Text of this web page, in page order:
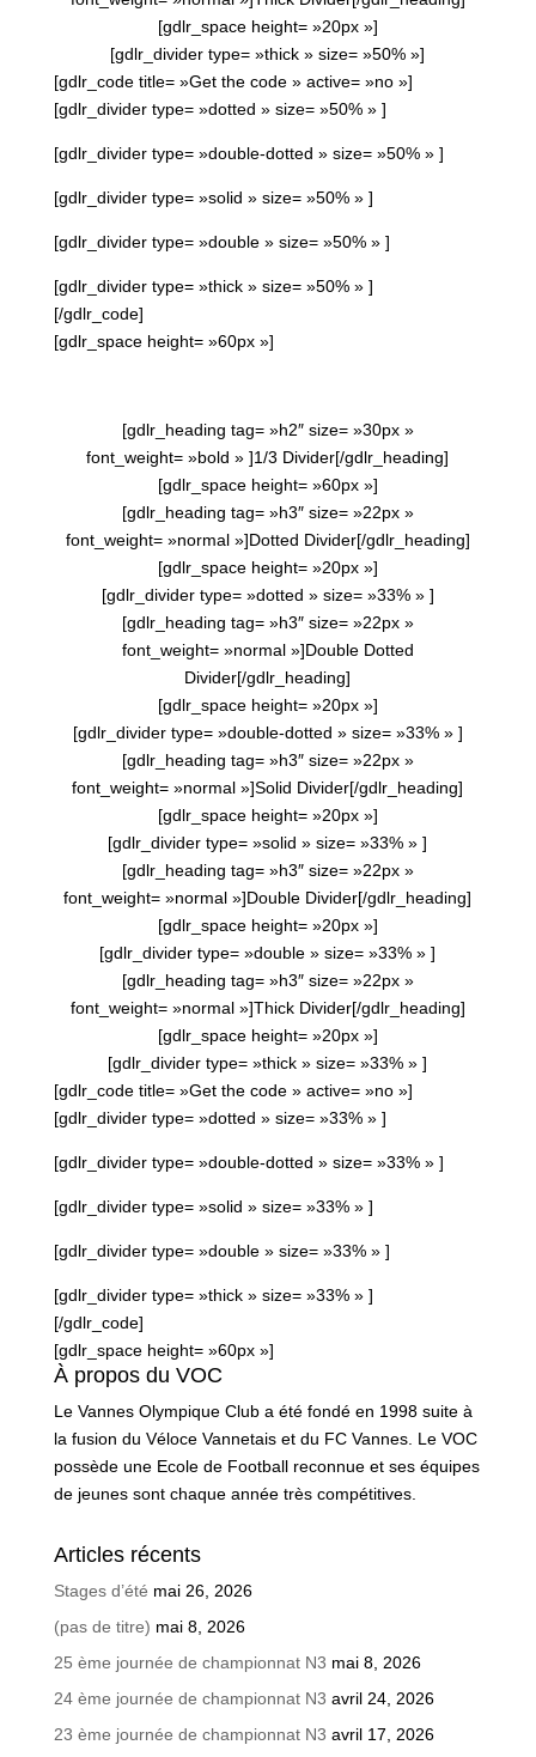
[gdlr_space height= »20px »]
[gdlr_divider type= »thick » size= »50% »]
[gdlr_code title= »Get the code » active= »no »]
[gdlr_divider type= »dotted » size= »50% » ]
[gdlr_divider type= »double-dotted » size= »50% » ]
[gdlr_divider type= »solid » size= »50% » ]
[gdlr_divider type= »double » size= »50% » ]
[gdlr_divider type= »thick » size= »50% » ]
[/gdlr_code]
[gdlr_space height= »60px »]
[gdlr_heading tag= »h2″ size= »30px »
font_weight= »bold » ]1/3 Divider[/gdlr_heading]
[gdlr_space height= »60px »]
[gdlr_heading tag= »h3″ size= »22px »
font_weight= »normal »]Dotted Divider[/gdlr_heading]
[gdlr_space height= »20px »]
[gdlr_divider type= »dotted » size= »33% » ]
[gdlr_heading tag= »h3″ size= »22px »
font_weight= »normal »]Double Dotted
Divider[/gdlr_heading]
[gdlr_space height= »20px »]
[gdlr_divider type= »double-dotted » size= »33% » ]
[gdlr_heading tag= »h3″ size= »22px »
font_weight= »normal »]Solid Divider[/gdlr_heading]
[gdlr_space height= »20px »]
[gdlr_divider type= »solid » size= »33% » ]
[gdlr_heading tag= »h3″ size= »22px »
font_weight= »normal »]Double Divider[/gdlr_heading]
[gdlr_space height= »20px »]
[gdlr_divider type= »double » size= »33% » ]
[gdlr_heading tag= »h3″ size= »22px »
font_weight= »normal »]Thick Divider[/gdlr_heading]
[gdlr_space height= »20px »]
[gdlr_divider type= »thick » size= »33% » ]
[gdlr_code title= »Get the code » active= »no »]
[gdlr_divider type= »dotted » size= »33% » ]
[gdlr_divider type= »double-dotted » size= »33% » ]
[gdlr_divider type= »solid » size= »33% » ]
[gdlr_divider type= »double » size= »33% » ]
[gdlr_divider type= »thick » size= »33% » ]
[/gdlr_code]
[gdlr_space height= »60px »]
À propos du VOC
Le Vannes Olympique Club a été fondé en 1998 suite à
la fusion du Véloce Vannetais et du FC Vannes. Le VOC
possède une Ecole de Football reconnue et ses équipes
de jeunes sont chaque année très compétitives.
Articles récents
Stages d’été mai 26, 2026
(pas de titre) mai 8, 2026
25 ème journée de championnat N3 mai 8, 2026
24 ème journée de championnat N3 avril 24, 2026
23 ème journée de championnat N3 avril 17, 2026